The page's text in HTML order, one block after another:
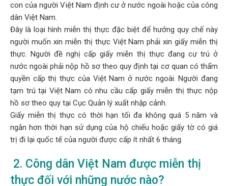
con của người Việt Nam định cư ở nước ngoài hoặc của công
dân Việt Nam.
Đây là loại hình miễn thị thực đặc biệt để hưởng quy chế này
người muốn xin miễn thị thực Việt Nam phải xin giấy miễn thị
thực. Người đề nghị cấp giấy miễn thị thực đang cư trú ở
nước ngoài phải nộp hồ sơ theo quy định tại cơ quan có thẩm
quyền cấp thị thực của Việt Nam ở nước ngoài. Người đang
tạm trú tại Việt Nam có nhu cầu cấp giấy miễn thị thực nộp
hồ sơ theo quy tại Cục Quản lý xuất nhập cảnh.
Giấy miễn thị thực có thời hạn tối đa không quá 5 năm và
ngắn hơn thời hạn sử dụng của hộ chiếu hoặc giấy tờ có giá
trị đi lại quốc tế của người được cấp ít nhất 6 tháng.
2. Công dân Việt Nam được miễn thị
thực đối với những nước nào?